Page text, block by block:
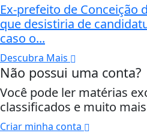
Ex-prefeito de Conceição
que desistiria de
caso o...
Descubra Mais
Não possui uma conta?
Você pode ler matérias
classificados e muito
Criar minha conta